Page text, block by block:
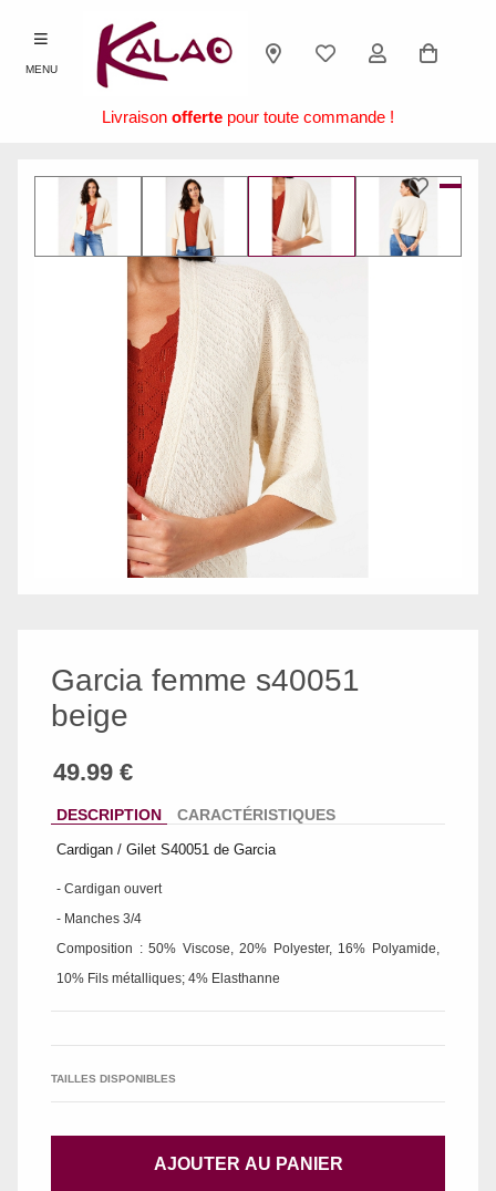
MENU
Livraison offerte pour toute commande !
Garcia femme s40051
beige
DESCRIPTION CARACTÉRISTIQUES
Cardigan / Gilet S40051 de Garcia
- Cardigan ouvert
- Manches 3/4
Composition : 50% Viscose, 20% Polyester, 16% Polyamide,
10% Fils métalliques; 4% Elasthanne
TAILLES DISPONIBLES
AJOUTER AU PANIER